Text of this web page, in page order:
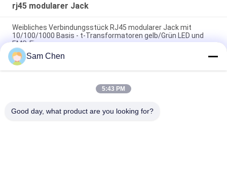
rj45 modularer Jack
Weibliches Verbindungsstück RJ45 modularer Jack mit
10/100/1000 Basis - t-Transformatoren gelb/Grün LED und
EMS-Finger
modulares Jack 18.1L schwarzes horizontales Plastik
Ethernet 1x1 Molex RJ45
Anerkannte 8P8C RJ45 SMT Jack Zurückhaltung STP ROHS
Sam Chen
5:43 PM
Good day, what product are you looking for?